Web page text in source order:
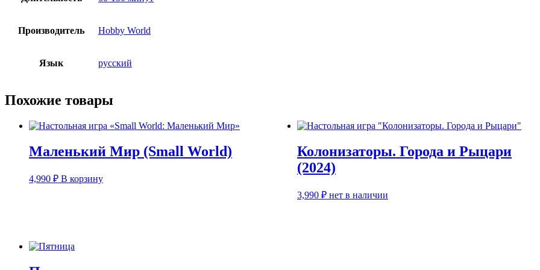
Производитель Hobby World
Язык русский
Похожие товары
Маленький Мир (Small World)
4,990 ₽ В корзину
Колонизаторы. Города и Рыцари
(2024)
3,990 ₽ нет в наличии